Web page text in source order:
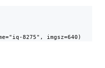
8275", imgsz=640)